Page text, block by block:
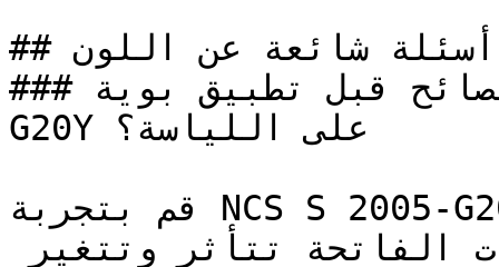
## أسئلة شائعة عن اللون
### ما هي أهم النصائح قبل تطبيق بوية NCS S 2005-
G20Y على اللياسة؟
قم بتجربة NCS S 2005-G20Y على مساحة صغيرة أو لوحة